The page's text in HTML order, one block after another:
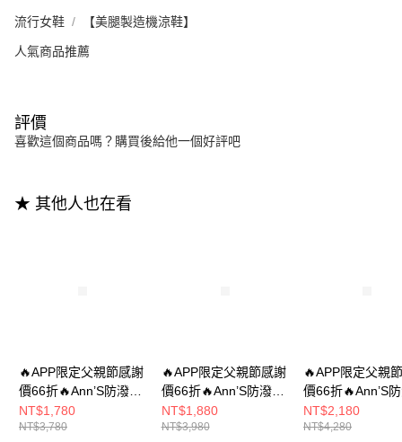
流行女鞋 【美腿製造機涼鞋】
人氣商品推薦
評價
喜歡這個商品嗎？購買後給他一個好評吧
★ 其他人也在看
🔥APP限定父親節感謝
價66折🔥Ann’S防潑水
爽膚皮-粗細交錯層次
輕量寬版平底涼鞋
NT$1,780
NT$3,780
🔥APP限定父親節感謝
價66折🔥Ann’S防潑水
爽膚皮-寬織帶方鑽寬
版圓頭拖鞋1.5cm-米白
NT$1,880
NT$3,980
🔥APP限定父親
價66折🔥Ann’S
材質-切爾西鬆緊
扣帶平底短靴-黑
NT$2,180
NT$4,280